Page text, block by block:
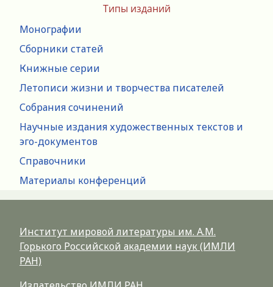
Типы изданий
Монографии
Сборники статей
Книжные серии
Летописи жизни и творчества писателей
Собрания сочинений
Научные издания художественных текстов и
эго-документов
Справочники
Материалы конференций
Институт мировой литературы им. А.М.
Горького Российской академии наук (ИМЛИ
РАН)